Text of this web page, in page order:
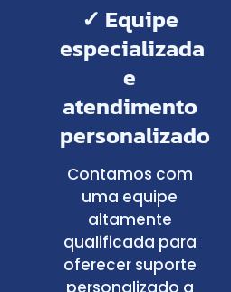
✓ Equipe
especializada
e
atendimento
personalizado
Contamos com
uma equipe
altamente
qualificada para
oferecer suporte
personalizado a